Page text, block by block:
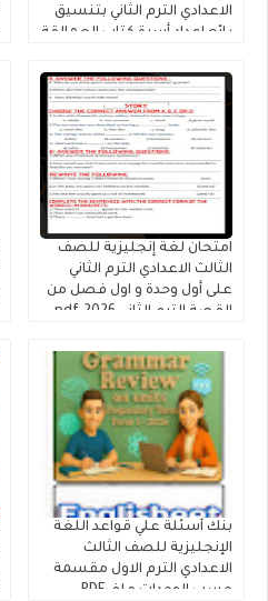
الاعدادي الترم الثاني بتنسيق
رائع إعداد أسرة كتاب العمالقة
امتحان لغة إنجليزية للصف
الثالث الاعدادي الترم الثاني
على أول وحدة و اول فصل من
القصة الترم الثاني 2026.pdf
بنك أسئلة علي قواعد اللغة
الإنجليزية للصف الثالث
الاعدادي الترم الاول مقسمة
حسب الوحدات ملفPDF